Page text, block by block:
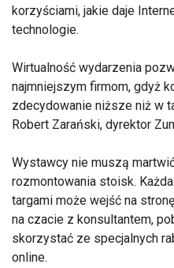
korzyściami, jakie daje
technologie.
Wirtualność wydarzenia
najmniejszym firmom, gdyż
zdecydowanie niższe niż w
Robert Zarański, dyrektor
Wystawcy nie muszą
rozmontowania stoisk.
targami może wejść na
na czacie z konsultantem,
skorzystać ze specjalnych
online.